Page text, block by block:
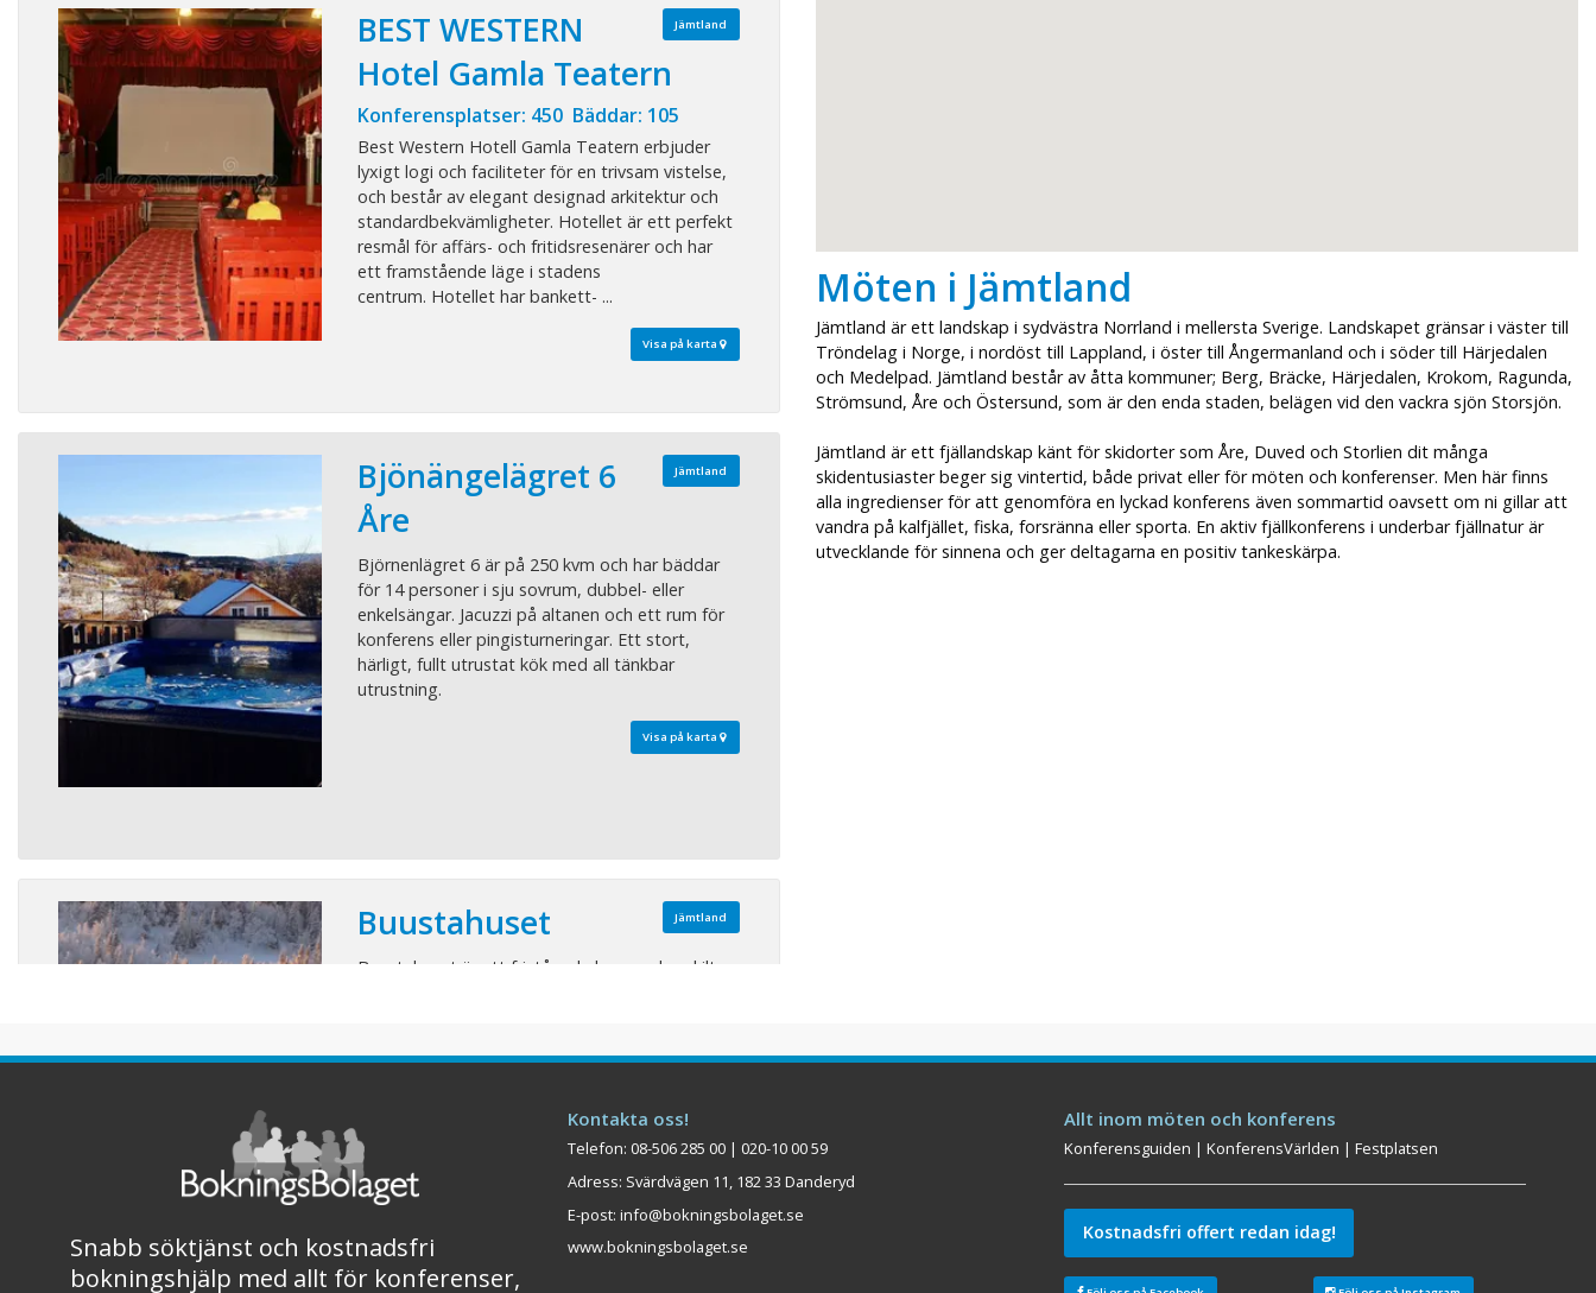
Jämtland
BEST WESTERN
Hotel Gamla Teatern
Konferensplatser: 450 Bäddar: 105
Best Western Hotell Gamla Teatern erbjuder
lyxigt logi och faciliteter för en trivsam vistelse,
och består av elegant designad arkitektur och
standardbekvämligheter. Hotellet är ett perfekt
resmål för affärs- och fritidsresenärer och har
ett framstående läge i stadens
centrum. Hotellet har bankett- ...
Visa på karta
Jämtland
Bjönängelägret 6
Åre
Björnenlägret 6 är på 250 kvm och har bäddar
för 14 personer i sju sovrum, dubbel- eller
enkelsängar. Jacuzzi på altanen och ett rum för
konferens eller pingisturneringar. Ett stort,
härligt, fullt utrustat kök med all tänkbar
utrustning.
Visa på karta
Jämtland
Buustahuset
Buustahuset är ett fristående hus med avskilt
bokas till mot en kostnad, transporten sker med
Möten i Jämtland
Jämtland är ett landskap i sydvästra Norrland i mellersta Sverige. Landskapet gränsar i väster till
Tröndelag i Norge, i nordöst till Lappland, i öster till Ångermanland och i söder till Härjedalen
och Medelpad. Jämtland består av åtta kommuner; Berg, Bräcke, Härjedalen, Krokom, Ragunda,
Strömsund, Åre och Östersund, som är den enda staden, belägen vid den vackra sjön Storsjön.
Jämtland är ett fjällandskap känt för skidorter som Åre, Duved och Storlien dit många
skidentusiaster beger sig vintertid, både privat eller för möten och konferenser. Men här finns
alla ingredienser för att genomföra en lyckad konferens även sommartid oavsett om ni gillar att
vandra på kalfjället, fiska, forsränna eller sporta. En aktiv fjällkonferens i underbar fjällnatur är
utvecklande för sinnena och ger deltagarna en positiv tankeskärpa.
Snabb söktjänst och kostnadsfri
bokningshjälp med allt för konferenser,
Kontakta oss!
Telefon: 08-506 285 00 | 020-10 00 59
Adress: Svärdvägen 11, 182 33 Danderyd
E-post: info@bokningsbolaget.se
www.bokningsbolaget.se
Allt inom möten och konferens
Konferensguiden |KonferensVärlden |Festplatsen
Kostnadsfri offert redan idag!